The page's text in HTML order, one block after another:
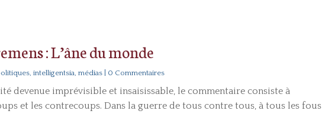
: L’âne du monde
intelligentsia, médias | 0 Commentaires
devenue imprévisible et insaisissable, le commentaire consiste à
et les contrecoups. Dans la guerre de tous contre tous, à tous les fous